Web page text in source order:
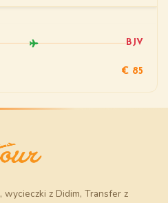
BJV
€ 85
, wycieczki z Didim, Transfer z